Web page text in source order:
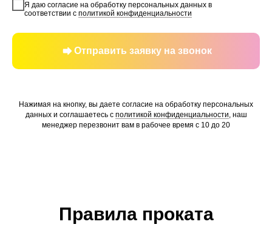
Я даю согласие на обработку персональных данных в
соответствии с политикой конфиденциальности
Отправить заявку на звонок
Нажимая на кнопку, вы даете согласие на обработку персональных
данных и соглашаетесь c политикой конфиденциальности, наш
менеджер перезвонит вам в рабочее время с 10 до 20
Правила проката